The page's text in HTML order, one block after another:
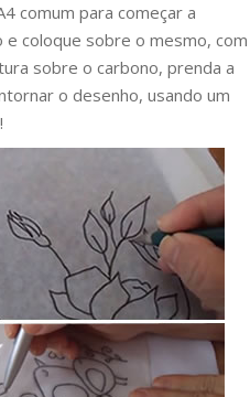
comum para começar a
e coloque sobre o mesmo, com
sobre o carbono, prenda a
o desenho, usando um